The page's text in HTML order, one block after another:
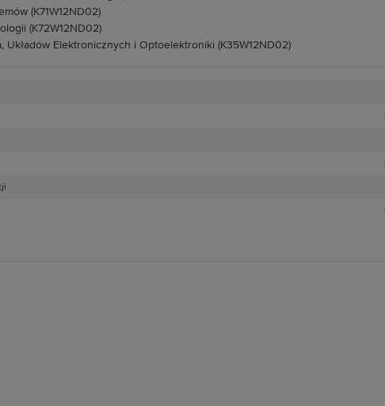
(K71W12ND02)
(K72W12ND02)
Układów Elektronicznych i Optoelektroniki (K35W12ND02)